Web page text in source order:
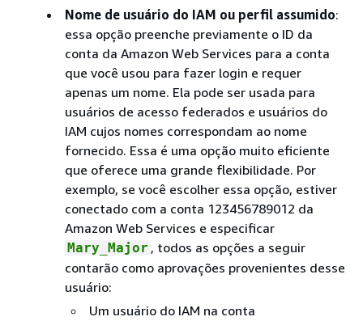
Nome de usuário do IAM ou perfil assumido:
essa opção preenche previamente o ID da
conta da Amazon Web Services para a conta
que você usou para fazer login e requer
apenas um nome. Ela pode ser usada para
usuários de acesso federados e usuários do
IAM cujos nomes correspondam ao nome
fornecido. Essa é uma opção muito eficiente
que oferece uma grande flexibilidade. Por
exemplo, se você escolher essa opção, estiver
conectado com a conta 123456789012 da
Amazon Web Services e especificar
Mary_Major , todos as opções a seguir
contarão como aprovações provenientes desse
usuário:
Um usuário do IAM na conta